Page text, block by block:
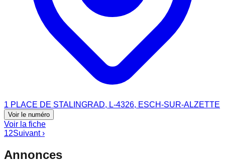
1 PLACE DE STALINGRAD, L-4326, ESCH-SUR-ALZETTE
Voir le numéro
Voir la fiche
12Suivant ›
Annonces